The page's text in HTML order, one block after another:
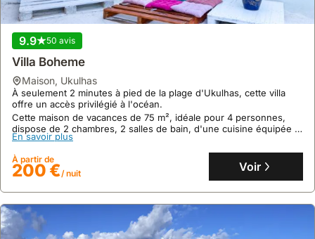
9.9 50 avis
Villa Boheme
maison, Ukulhas
À seulement 2 minutes à pied de la plage d'Ukulhas, cette villa
offre un accès privilégié à l'océan.
Cette maison de vacances de 75 m², idéale pour 4 personnes,
dispose de 2 chambres, 2 salles de bain, d'une cuisine équipée et
d'une connexion Wi-Fi gratuite, le tout dans un cadre verdoyant
En savoir plus
À partir de
200 €/ nuit Voir